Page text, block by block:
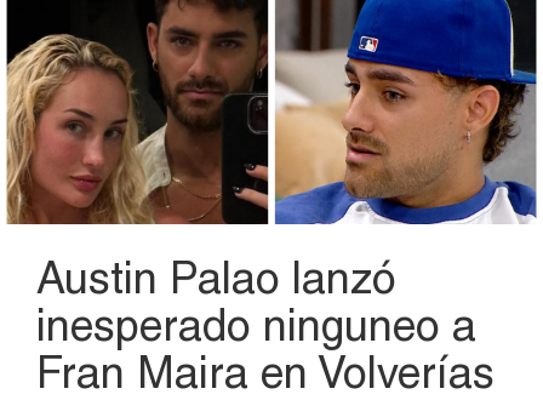
Austin Palao lanzó
inesperado ninguneo a
Fran Maira en Volverías